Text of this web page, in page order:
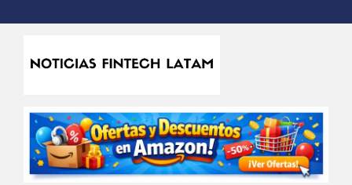
to
Noticias Fintech Latam